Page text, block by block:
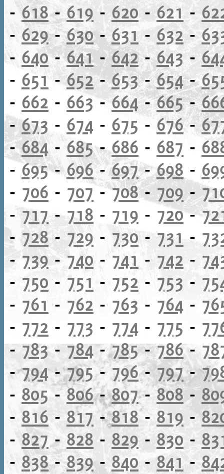
-618-619 - 620 - 621 -
- 629-630- 631- 632 -
- 640-641-642-643-
- 651 -652-653-654-
- 662 - 663-664-665-
-673 - 674 - 675 - 676-
-684 -685-686 - 687 -
-695-696-697-698 -
- 706 - 707 -708- 709-
-717 - 718 - 719 - 720-
-728- 729 - 730- 731 -
-739-740 - 741 - 742 -
- 750 - 751 - 752 - 753 -
- 761 - 762 - 763 - 764 -
- 772 - 773 - 774 - 775 -
-783-784-785-786-
-794-795-796-797-
- 805 -806-807-808-
- 816- 817 -818-819 -
-827-828 - 829 - 830 -
- 838-839-840 - 841 -